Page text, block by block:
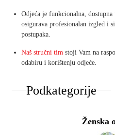
Odjeća je funkcionalna,
osigurava profesionalan izgled i
postupaka.
Naš stručni tim stoji Vam na
odabiru i korištenju odjeće.
Podkategorije
Ženska